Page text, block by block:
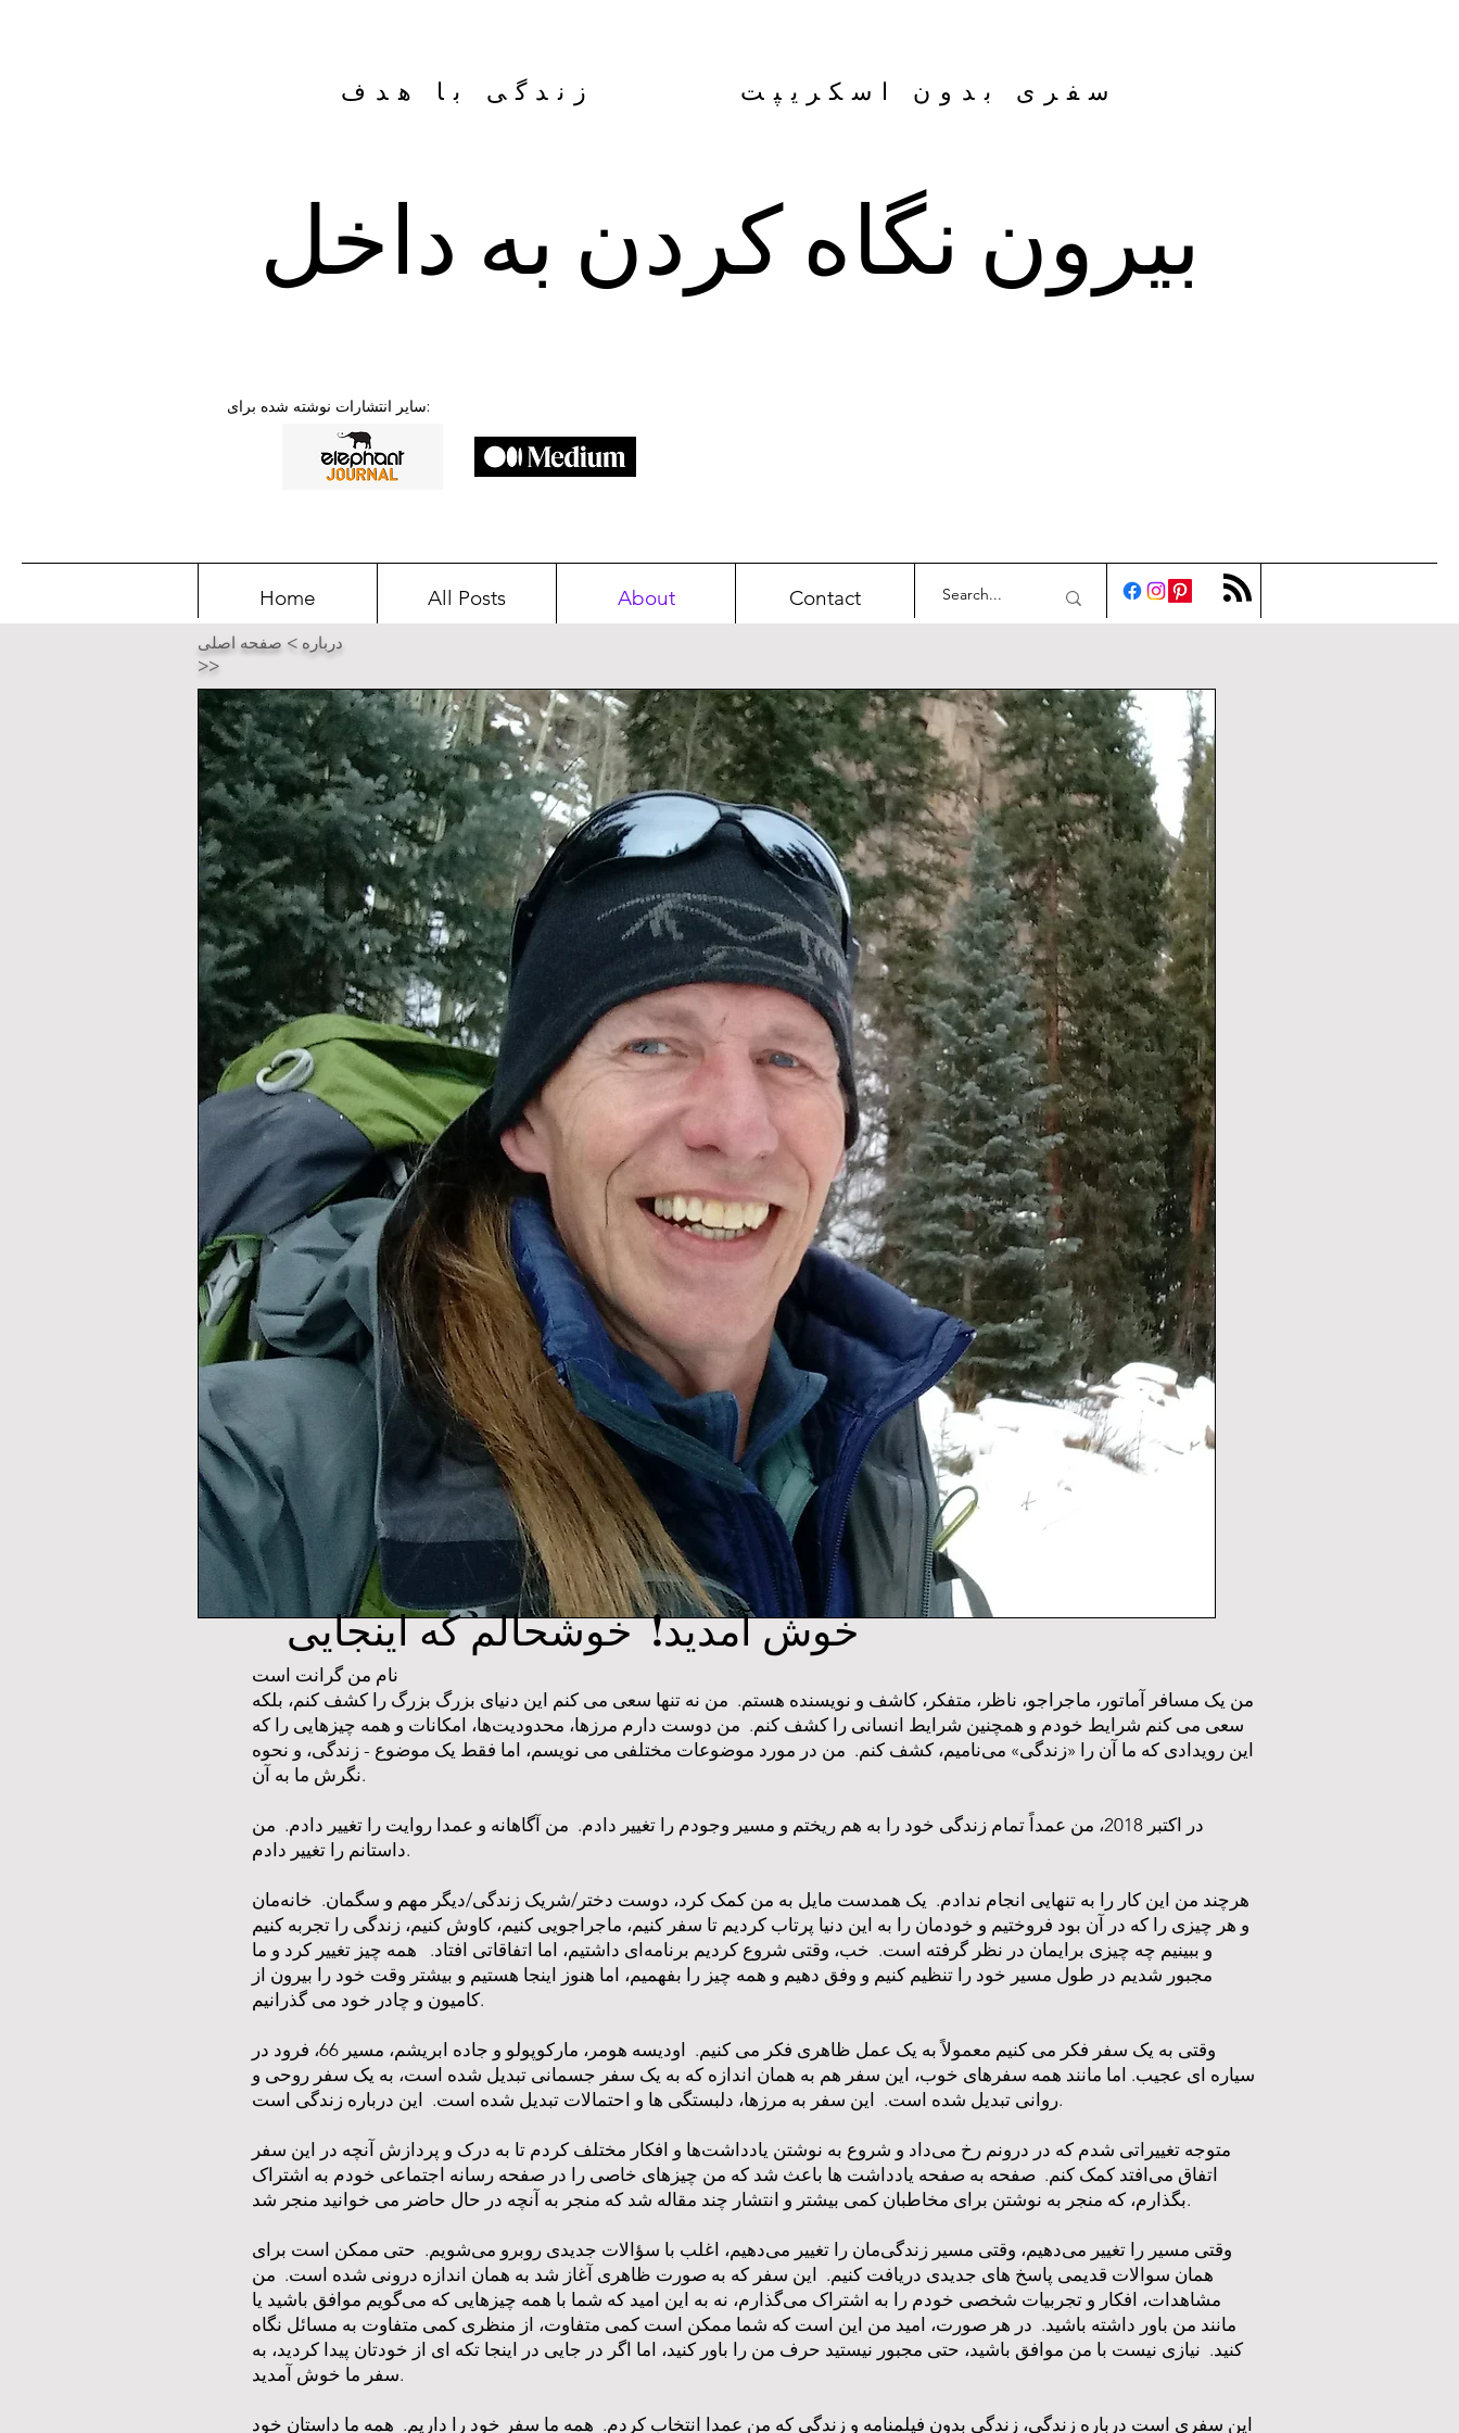
سفری بدون اسکریپت زندگی با هدف
بیرون نگاه کردن به داخل
سایر انتشارات نوشته شده برای:
Home All Posts About Contact
درباره > صفحه اصلی
>>
خوش آمدید! خوشحالم که اینجایی
من یک مسافر آماتور، ماجراجو، ناظر، متفکر، کاشف و نویسنده هستم. من نه تنها سعی می کنم این دنیای بزرگ بزرگ را کشف کنم، بلکه
سعی می کنم شرایط خودم و همچنین شرایط انسانی را کشف کنم. من دوست دارم مرزها، محدودیت‌ها، امکانات و همه چیزهایی را که
این رویدادی که ما آن را «زندگی» می‌نامیم، کشف کنم. من در مورد موضوعات مختلفی می نویسم، اما فقط یک موضوع - زندگی، و نحوه
نگرش ما به آن.
در اکتبر 2018، من عمداً تمام زندگی خود را به هم ریختم و مسیر وجودم را تغییر دادم. من آگاهانه و عمدا روایت را تغییر دادم. من
داستانم را تغییر دادم.
هرچند من این کار را به تنهایی انجام ندادم. یک همدست مایل به من کمک کرد، دوست دختر/شریک زندگی/دیگر مهم و سگمان. خانه‌مان
و هر چیزی را که در آن بود فروختیم و خودمان را به این دنیا پرتاب کردیم تا سفر کنیم، ماجراجویی کنیم، کاوش کنیم، زندگی را تجربه کنیم
و ببینیم چه چیزی برایمان در نظر گرفته است. خب، وقتی شروع کردیم برنامه‌ای داشتیم، اما اتفاقاتی افتاد. همه چیز تغییر کرد و ما
مجبور شدیم در طول مسیر خود را تنظیم کنیم و وفق دهیم و همه چیز را بفهمیم، اما هنوز اینجا هستیم و بیشتر وقت خود را بیرون از
کامیون و چادر خود می گذرانیم.
وقتی به یک سفر فکر می کنیم معمولاً به یک عمل ظاهری فکر می کنیم. اودیسه هومر، مارکوپولو و جاده ابریشم، مسیر 66، فرود در
سیاره ای عجیب. اما مانند همه سفرهای خوب، این سفر هم به همان اندازه که به یک سفر جسمانی تبدیل شده است، به یک سفر روحی و
روانی تبدیل شده است. این سفر به مرزها، دلبستگی ها و احتمالات تبدیل شده است. این درباره زندگی است.
متوجه تغییراتی شدم که در درونم رخ می‌داد و شروع به نوشتن یادداشت‌ها و افکار مختلف کردم تا به درک و پردازش آنچه در این سفر
اتفاق می‌افتد کمک کنم. صفحه به صفحه یادداشت ها باعث شد که من چیزهای خاصی را در صفحه رسانه اجتماعی خودم به اشتراک
بگذارم، که منجر به نوشتن برای مخاطبان کمی بیشتر و انتشار چند مقاله شد که منجر به آنچه در حال حاضر می خوانید منجر شد.
وقتی مسیر را تغییر می‌دهیم، وقتی مسیر زندگی‌مان را تغییر می‌دهیم، اغلب با سؤالات جدیدی روبرو می‌شویم. حتی ممکن است برای
همان سوالات قدیمی پاسخ های جدیدی دریافت کنیم. این سفر که به صورت ظاهری آغاز شد به همان اندازه درونی شده است. من
مشاهدات، افکار و تجربیات شخصی خودم را به اشتراک می‌گذارم، نه به این امید که شما با همه چیزهایی که می‌گویم موافق باشید یا
مانند من باور داشته باشید. در هر صورت، امید من این است که شما ممکن است کمی متفاوت، از منظری کمی متفاوت به مسائل نگاه
کنید. نیازی نیست با من موافق باشید، حتی مجبور نیستید حرف من را باور کنید، اما اگر در جایی در اینجا تکه ای از خودتان پیدا کردید، به
سفر ما خوش آمدید.
این سفری است درباره زندگی، زندگی بدون فیلمنامه و زندگی که من عمدا انتخاب کردم. همه ما سفر خود را داریم. همه ما داستان خود